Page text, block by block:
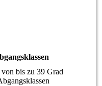
bis zu 39 Grad